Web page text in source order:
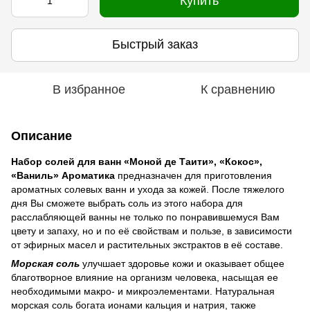
Быстрый заказ
В избранное К сравнению
Описание
Набор солей для ванн «Моной де Таити», «Кокос»,
«Ваниль» Ароматика предназначен для приготовления
ароматных солевых ванн и ухода за кожей. После тяжелого
дня Вы сможете выбрать соль из этого набора для
расслабляющей ванны не только по понравившемуся Вам
цвету и запаху, но и по её свойствам и пользе, в зависимости
от эфирных масел и растительных экстрактов в её составе.
Морская соль улучшает здоровье кожи и оказывает общее
благотворное влияние на организм человека, насыщая ее
необходимыми макро- и микроэлементами. Натуральная
морская соль богата ионами кальция и натрия, также